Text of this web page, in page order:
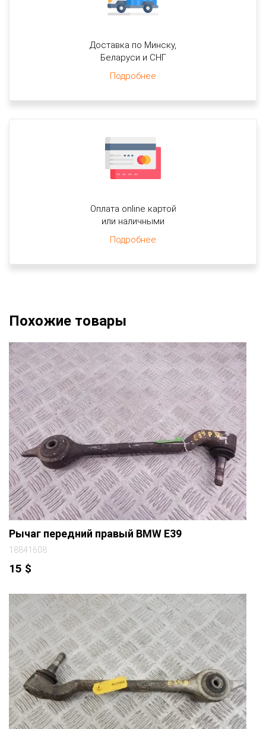
Доставка по Минску,
Беларуси и СНГ
Подробнее
Оплата online картой
или наличными
Подробнее
Похожие товары
Рычаг передний правый BMW E39
18841608
15 $